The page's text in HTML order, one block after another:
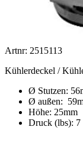
Artnr: 2515113
Kühlerdeckel /
Ø Stutzen:
Ø außen:
Höhe: 25mm
Druck (lbs): 7